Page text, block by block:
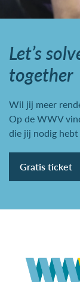
Let’s
together
Wil jij meer
Op de WWV
die jij nodig
Gratis ticket